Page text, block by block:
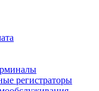
регистраторы